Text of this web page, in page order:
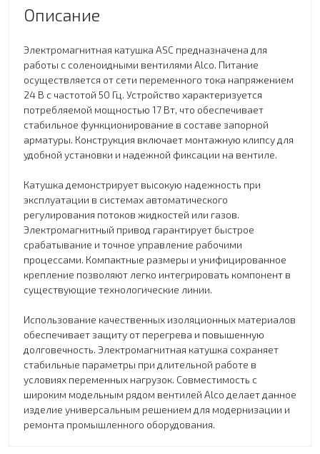
Описание
Электромагнитная катушка ASC предназначена для
работы с соленоидными вентилями Alco. Питание
осуществляется от сети переменного тока напряжением
24 В с частотой 50 Гц. Устройство характеризуется
потребляемой мощностью 17 Вт, что обеспечивает
стабильное функционирование в составе запорной
арматуры. Конструкция включает монтажную клипсу для
удобной установки и надежной фиксации на вентиле.
Катушка демонстрирует высокую надежность при
эксплуатации в системах автоматического
регулирования потоков жидкостей или газов.
Электромагнитный привод гарантирует быстрое
срабатывание и точное управление рабочими
процессами. Компактные размеры и унифицированное
крепление позволяют легко интегрировать компонент в
существующие технологические линии.
Использование качественных изоляционных материалов
обеспечивает защиту от перегрева и повышенную
долговечность. Электромагнитная катушка сохраняет
стабильные параметры при длительной работе в
условиях переменных нагрузок. Совместимость с
широким модельным рядом вентилей Alco делает данное
изделие универсальным решением для модернизации и
ремонта промышленного оборудования.